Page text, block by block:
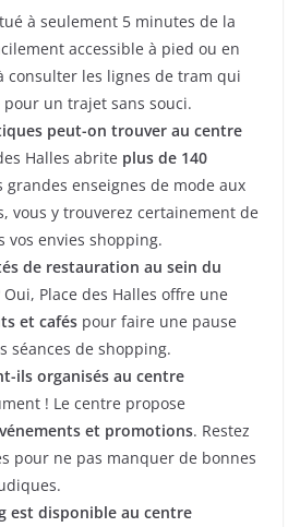
à seulement 5 minutes de la
accessible à pied ou en
consulter les lignes de tram qui
un trajet sans souci.
peut-on trouver au centre
Halles abrite plus de 140
grandes enseignes de mode aux
vous y trouverez certainement de
vos envies shopping.
de restauration au sein du
Oui, Place des Halles offre une
et cafés pour faire une pause
séances de shopping.
ils organisés au centre
! Le centre propose
et promotions. Restez
pour ne pas manquer de bonnes
est disponible au centre